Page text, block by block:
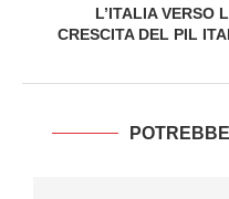
L’ITALIA VERSO
CRESCITA DEL PIL